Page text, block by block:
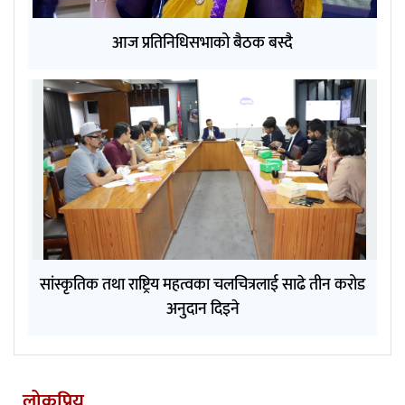
आज प्रतिनिधिसभाको बैठक बस्दै
सांस्कृतिक तथा राष्ट्रिय महत्वका चलचित्रलाई साढे तीन करोड
अनुदान दिइने